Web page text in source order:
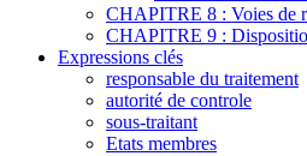
CHAPITRE 8 : Voies de
CHAPITRE 9 :
Expressions clés
responsable du traitement
autorité de controle
sous-traitant
Etats membres